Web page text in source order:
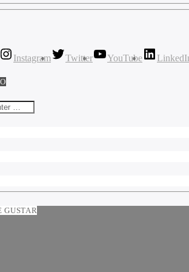
Instagram Twitter YouTube
GUSTAR